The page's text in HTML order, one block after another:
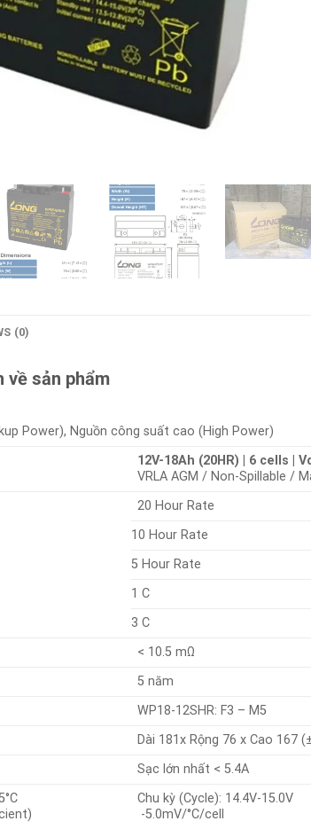
(0)
về sản phẩm
Power), Nguồn công suất cao (High Power)
12V-18Ah (20HR) | 6 cells |
VRLA AGM / Non-Spillable /
20 Hour Rate
10 Hour Rate
5 Hour Rate
1 C
3 C
< 10.5 mΩ
5 năm
WP18-12SHR: F3 – M5
Dài 181x Rộng 76 x Cao 167
Sạc lớn nhất < 5.4A
Chu kỳ (Cycle): 14.4V-15.0V
-5.0mV/°C/cell